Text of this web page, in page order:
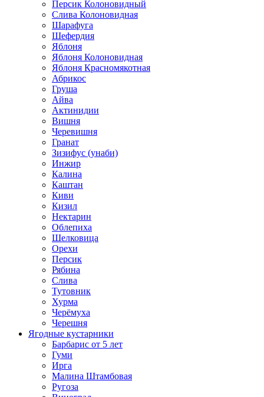
Персик Колоновидный
Слива Колоновидная
Шарафуга
Шефердия
Яблоня
Яблоня Колоновидная
Яблоня Красномякотная
Абрикос
Груша
Айва
Актинидии
Вишня
Черевишня
Гранат
Зизифус (унаби)
Инжир
Калина
Каштан
Киви
Кизил
Нектарин
Облепиха
Шелковица
Орехи
Персик
Рябина
Слива
Тутовник
Хурма
Черёмуха
Черешня
Ягодные кустарники
Барбарис от 5 лет
Гуми
Ирга
Малина Штамбовая
Ругоза